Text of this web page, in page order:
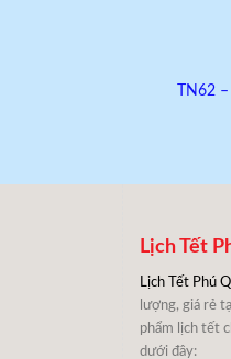
TN62
Lịch Tết
Lịch Tết Phú
lượng, giá rẻ
phẩm lịch tết
dưới đây: